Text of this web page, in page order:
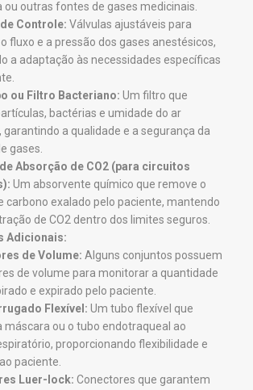
ou outras fontes de gases medicinais.
Controle: Válvulas ajustáveis para
fluxo e a pressão dos gases anestésicos,
a adaptação às necessidades específicas
ou Filtro Bacteriano: Um filtro que
bactérias e umidade do ar
garantindo a qualidade e a segurança da
gases.
Absorção de CO2 (para circuitos
Um absorvente químico que remove o
carbono exalado pelo paciente, mantendo
de CO2 dentro dos limites seguros.
Adicionais:
de Volume: Alguns conjuntos possuem
de volume para monitorar a quantidade
e expirado pelo paciente.
Flexível: Um tubo flexível que
máscara ou o tubo endotraqueal ao
proporcionando flexibilidade e
paciente.
Luer-lock: Conectores que garantem